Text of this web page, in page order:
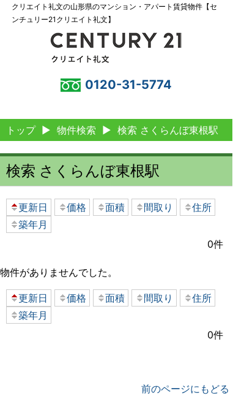
クリエイト礼文の山形県のマンション・アパート賃貸物件【セ
ンチュリー21クリエイト礼文】
0120-31-5774
トップ ▶ 物件検索 ▶ 検索 さくらんぼ東根駅
検索 さくらんぼ東根駅
更新日 価格 面積 間取り
住所
築年月
0件
物件がありませんでした。
更新日 価格 面積 間取り
住所
築年月
0件
前のページにもどる